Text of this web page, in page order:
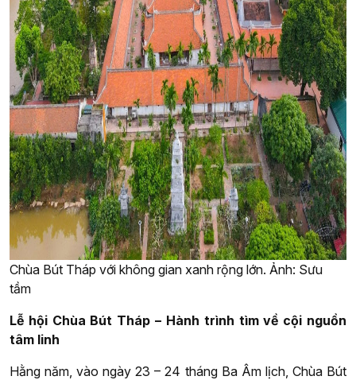
Chùa Bút Tháp với không gian xanh rộng lớn. Ảnh: Sưu
tầm
Lễ hội Chùa Bút Tháp – Hành trình tìm về cội nguồn
tâm linh
Hằng năm, vào ngày 23 – 24 tháng Ba Âm lịch, Chùa Bút